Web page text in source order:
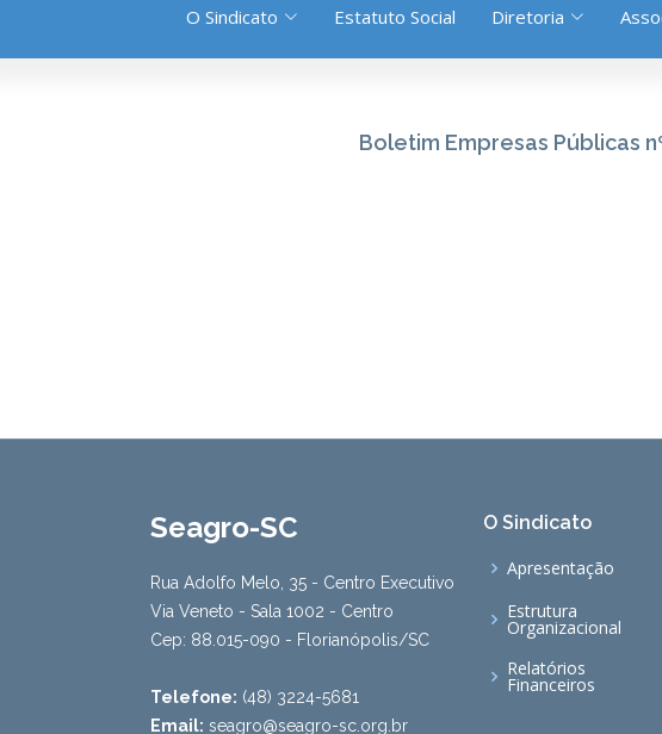
O Sindicato Estatuto Social Diretoria
Boletim Empresas Públicas
Seagro-SC
Rua Adolfo Melo, 35 - Centro Executivo
Via Veneto - Sala 1002 - Centro
Cep: 88.015-090 - Florianópolis/SC
Telefone: (48) 3224-5681
Email: seagro@seagro-sc.org.br
O Sindicato
Apresentação
Estrutura
Organizacional
Relatórios
Financeiros